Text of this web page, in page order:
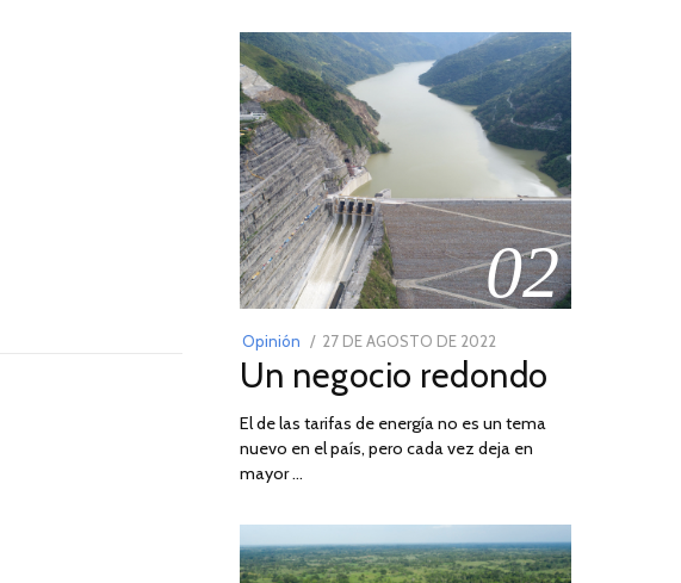
02
Opinión
POSTED
ON
27 DE AGOSTO DE 2022
DE
DE
2022
Un negocio redondo
El de las tarifas de energía no es un tema
nuevo en el país, pero cada vez deja en
mayor …